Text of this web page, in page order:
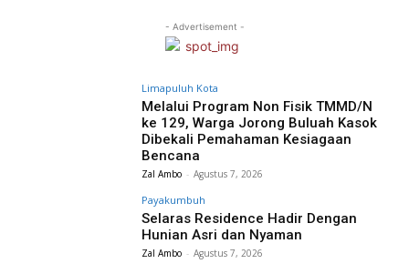
- Advertisement -
Limapuluh Kota
Melalui Program Non Fisik TMMD/N
ke 129, Warga Jorong Buluah Kasok
Dibekali Pemahaman Kesiagaan
Bencana
Zal Ambo - Agustus 7, 2026
Payakumbuh
Selaras Residence Hadir Dengan
Hunian Asri dan Nyaman
Zal Ambo - Agustus 7, 2026